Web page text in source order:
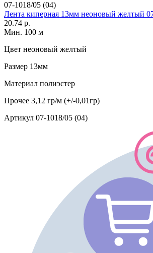
07-1018/05 (04)
Лента киперная 13мм неоновый желтый
20.74 р.
Мин. 100 м
Цвет неоновый желтый
Размер 13мм
Материал полиэстер
Прочее 3,12 гр/м (+/-0,01гр)
Артикул 07-1018/05 (04)